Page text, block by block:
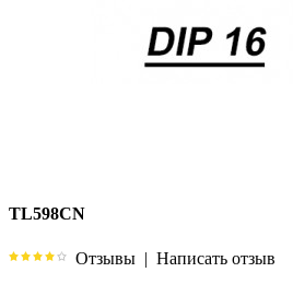
TL598CN
Отзывы | Написать отзыв